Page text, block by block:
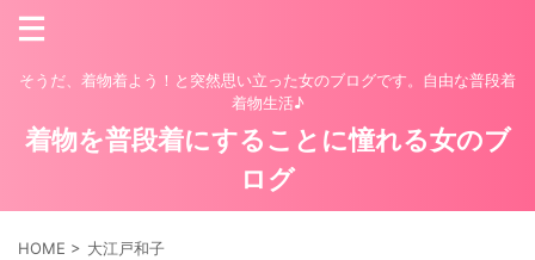
そうだ、着物着よう！と突然思い立った女のブログです。自由な普段着
着物生活♪
着物を普段着にすることに憧れる女のブ
ログ
HOME > 大江戸和子